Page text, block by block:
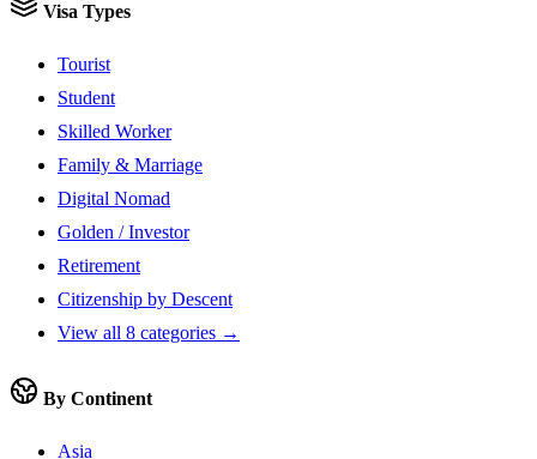
Visa Types
Tourist
Student
Skilled Worker
Family & Marriage
Digital Nomad
Golden / Investor
Retirement
Citizenship by Descent
View all 8 categories →
By Continent
Asia